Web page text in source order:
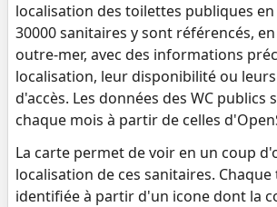
localisation des toilettes publiques en
30000 sanitaires y sont référencés,
outre-mer, avec des informations
localisation, leur disponibilité ou
d'accès. Les données des WC publics
chaque mois à partir de celles
La carte permet de voir en un coup
localisation de ces sanitaires.
identifiée à partir d'un icone dont la